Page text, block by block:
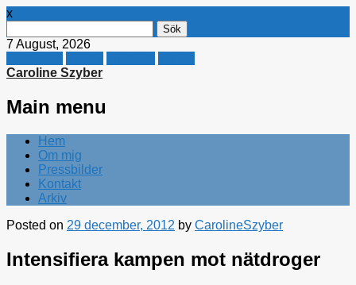
x
efter:
7 August, 2026
Caroline Szyber
Main menu
Skip
content
Hem
Om mig
Pressbilder
Kontakt
Arkiv
Posted on 29 december, 2012 by CarolineSzyber
Intensifiera kampen mot nätdroger